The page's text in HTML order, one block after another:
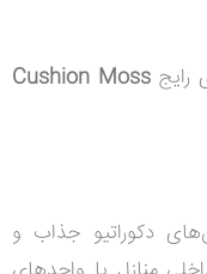
رایجCushion Moss
دکوراتیو جذاب و